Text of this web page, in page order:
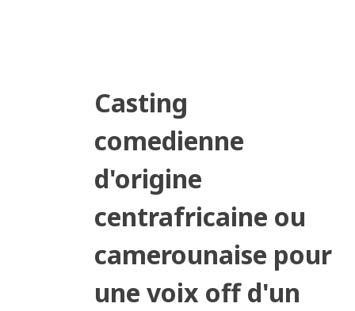
Casting
comedienne
d'origine
centrafricaine ou
camerounaise pour
une voix off d'un